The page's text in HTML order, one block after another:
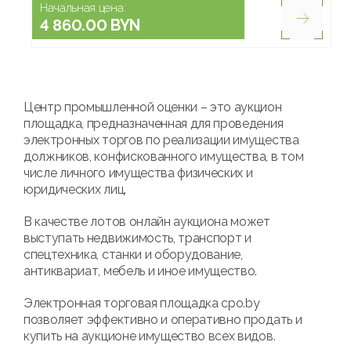
Начальная цена:
4 860.00 BYN
Центр промышленной оценки – это аукцион
площадка, предназначенная для проведения
электронных торгов по реализации имущества
должников, конфискованного имущества, в том
числе личного имущества физических и
юридических лиц.
В качестве лотов онлайн аукциона может
выступать недвижимость, транспорт и
спецтехника, станки и оборудование,
антиквариат, мебель и иное имущество.
Электронная торговая площадка cpo.by
позволяет эффективно и оперативно продать и
купить на аукционе имущество всех видов.